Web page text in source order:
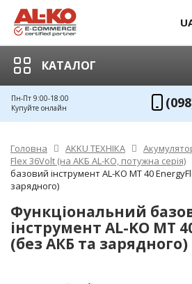
КАТАЛОГ
Пн-Пт 9:00-18:00
Купуйте онлайн
Головна AKKU ТЕХНІКА
Flex 36Volt (на АКБ AL-KO, потужна серія)
базовий інструмент AL-KO МT 40
зарядного)
Функціональний
інструмент AL-KO МT
(без АКБ та зарядного)